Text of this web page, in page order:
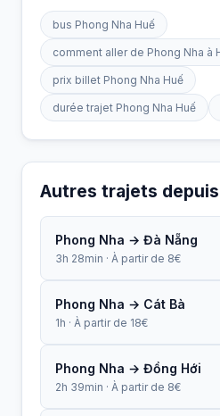
bus Phong Nha Huế
comment aller de Phong Nha à
prix billet Phong Nha Huế
durée trajet Phong Nha Huế
Autres trajets depuis
Phong Nha → Đà Nẵng
3h 28min · À partir de 8€
Phong Nha → Cát Bà
1h · À partir de 18€
Phong Nha → Đồng Hới
2h 39min · À partir de 8€